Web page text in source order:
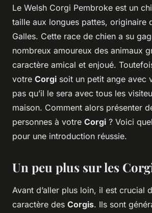
Le Welsh Corgi Pembroke est un
taille aux longues pattes, originaire
Galles. Cette race de chien a su
nombreux amoureux des animaux
caractère amical et enjoué.
votre Corgi soit un petit ange avec
pas qu’il le sera avec tous les
maison. Comment alors présenter
personnes à votre Corgi ? Voici
pour une introduction réussie.
Un peu plus sur les
Avant d’aller plus loin, il est crucial
caractère des Corgis. Ils sont